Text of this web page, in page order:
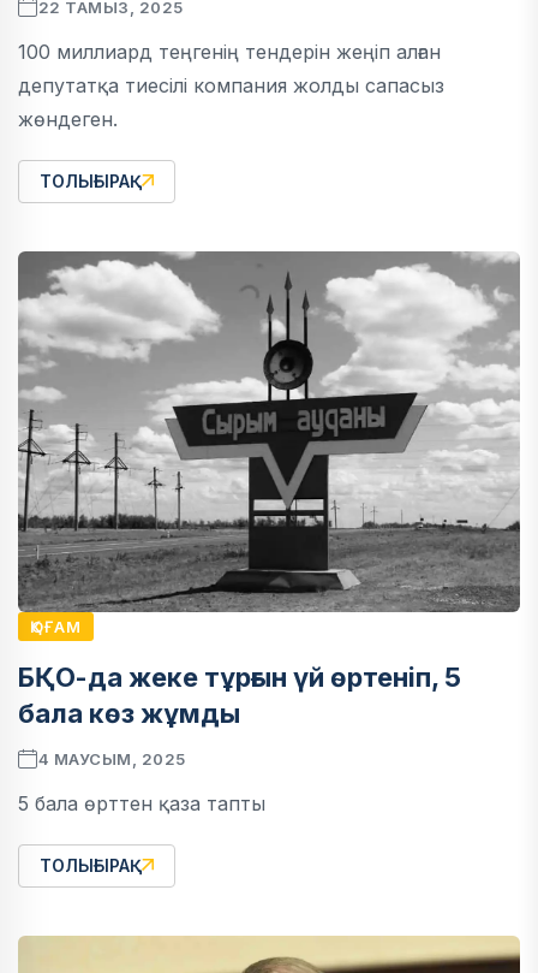
22 ТАМЫЗ, 2025
100 миллиард теңгенің тендерін жеңіп алған
депутатқа тиесілі компания жолды сапасыз
жөндеген.
ТОЛЫҒЫРАҚ
ҚОҒАМ
БҚО-да жеке тұрғын үй өртеніп, 5
бала көз жұмды
4 МАУСЫМ, 2025
5 бала өрттен қаза тапты
ТОЛЫҒЫРАҚ